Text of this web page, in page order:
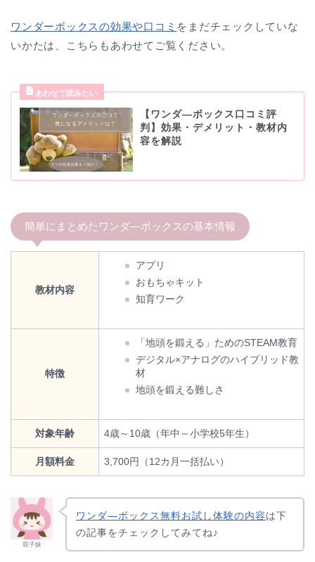
ワンダーボックスの効果や口コミ をまだチェックしていな
いかたは、こちらもあわせてご覧ください。
【ワンダ―ボックス口コミ評
判】効果・デメリット・教材内
容を解説
簡単にまとめたワンダ―ボックスの基本情報
教材内容
アプリ
おもちゃキット
知育ワーク
特徴
「地頭を鍛える」ためのSTEAM教育
デジタル×アナログのハイブリッド教
材
地頭を鍛える難しさ
対象年齢 4歳～10歳（年中～小学校5年生）
月額料金 3,700円（12カ月一括払い）
双子妹
ワンダ―ボックス無料お試し体験の内容は下
の記事をチェックしてみてね♪